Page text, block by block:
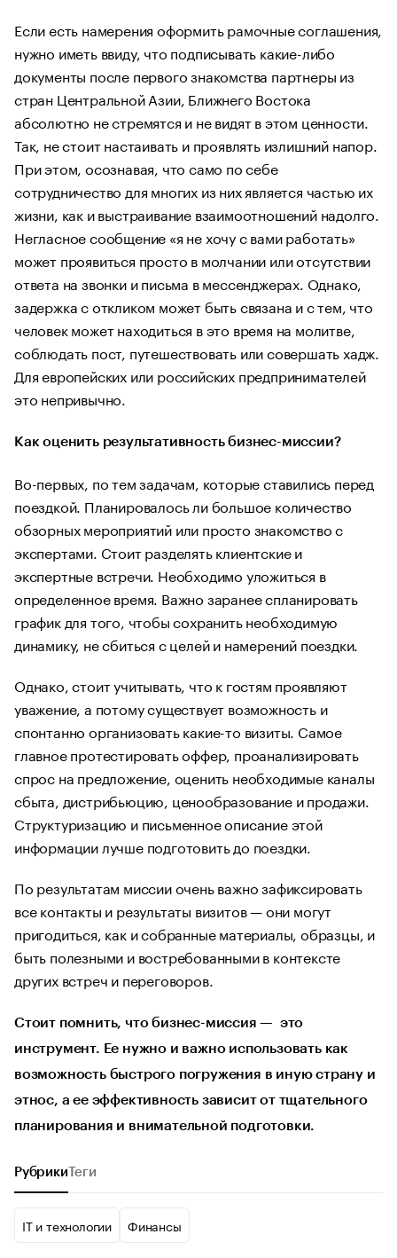
Если есть намерения оформить рамочные соглашения,
нужно иметь ввиду, что подписывать какие-либо
документы после первого знакомства партнеры из
стран Центральной Азии, Ближнего Востока
абсолютно не стремятся и не видят в этом ценности.
Так, не стоит настаивать и проявлять излишний напор.
При этом, осознавая, что само по себе
сотрудничество для многих из них является частью их
жизни, как и выстраивание взаимоотношений надолго.
Негласное сообщение «я не хочу с вами работать»
может проявиться просто в молчании или отсутствии
ответа на звонки и письма в мессенджерах. Однако,
задержка с откликом может быть связана и с тем, что
человек может находиться в это время на молитве,
соблюдать пост, путешествовать или совершать хадж.
Для европейских или российских предпринимателей
это непривычно.
Как оценить результативность бизнес-миссии?
Во-первых, по тем задачам, которые ставились перед
поездкой. Планировалось ли большое количество
обзорных мероприятий или просто знакомство с
экспертами. Стоит разделять клиентские и
экспертные встречи. Необходимо уложиться в
определенное время. Важно заранее спланировать
график для того, чтобы сохранить необходимую
динамику, не сбиться с целей и намерений поездки.
Однако, стоит учитывать, что к гостям проявляют
уважение, а потому существует возможность и
спонтанно организовать какие-то визиты. Самое
главное протестировать оффер, проанализировать
спрос на предложение, оценить необходимые каналы
сбыта, дистрибьюцию, ценообразование и продажи.
Структуризацию и письменное описание этой
информации лучше подготовить до поездки.
По результатам миссии очень важно зафиксировать
все контакты и результаты визитов — они могут
пригодиться, как и собранные материалы, образцы, и
быть полезными и востребованными в контексте
других встреч и переговоров.
Стоит помнить, что бизнес-миссия — это
инструмент. Ее нужно и важно использовать как
возможность быстрого погружения в иную страну и
этнос, а ее эффективность зависит от тщательного
планирования и внимательной подготовки.
Рубрики Теги
IT и технологии Финансы